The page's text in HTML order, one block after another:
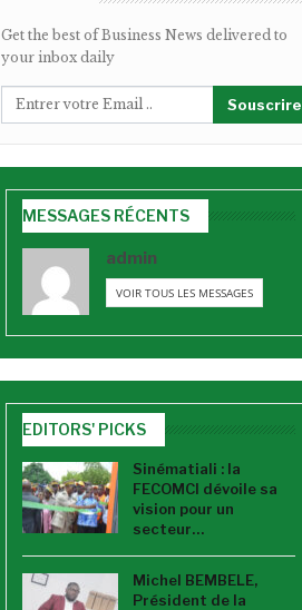
Get the best of Business News delivered to
your inbox daily
Souscrire
MESSAGES RÉCENTS
admin
VOIR TOUS LES MESSAGES
EDITORS' PICKS
Sinématiali : la
FECOMCI dévoile sa
vision pour un
secteur…
Michel BEMBELE,
Président de la